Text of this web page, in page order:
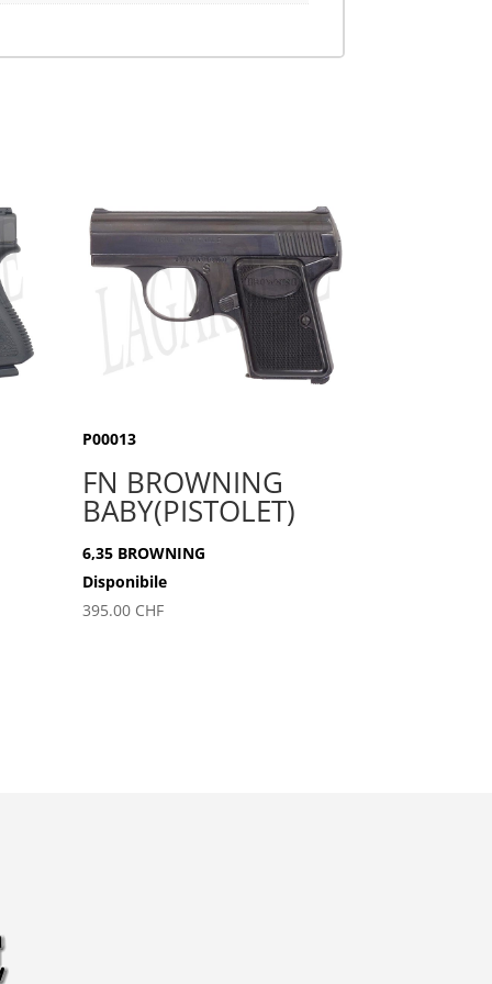
P00013
FN BROWNING
BABY(PISTOLET)
6,35 BROWNING
Disponibile
395.00 CHF